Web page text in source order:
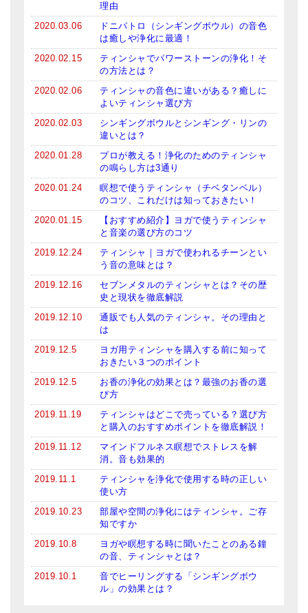
LINEお友だち登録
お客様の声
ブログ
特商法の表記
理由
2020.03.06
ドニパトロ（シンギングボウル）の音色
は癒しや浄化に最適！
2020.02.15
ティンシャでパワーストーンの浄化！そ
の方法とは？
2020.02.06
ティンシャの音色に違いがある？癒しに
よいティンシャ選び方
2020.02.03
シンギングボウルとシンギング・リンの
違いとは？
2020.01.28
プロが教える！浄化のためのティンシャ
の鳴らし方は3通り
2020.01.24
瞑想で使うティンシャ（チベタンベル）
のコツ、これだけは知っておきたい！
2020.01.15
【おすすめ紹介】ヨガで使うティンシャ
と音楽の選び方のコツ
2019.12.24
ティンシャ｜ヨガで使われるチーンとい
う音の意味とは？
2019.12.16
セブンメタルのティンシャとは？その歴
史と現状を徹底解説
2019.12.10
通販でも人気のティンシャ。その理由と
は
2019.12.5
ヨガ用ティンシャを購入する前に知って
おきたい３つのポイント
2019.12.5
お香の浄化の効果とは？最強のお香の選
び方
2019.11.19
ティンシャはどこで売っている？選び方
と購入のおすすめポイントを徹底解説！
2019.11.12
マインドフルネス瞑想でストレスを解
消。音も効果的
2019.11.1
ティンシャを浄化で使用する時の正しい
使い方
2019.10.23
部屋や空間の浄化にはティンシャ。ご存
知ですか
2019.10.8
ヨガや瞑想する時に聞いたことのある鐘
の音、ティンシャとは？
2019.10.1
音でヒーリングする「シンギングボウ
ル」の効果とは？